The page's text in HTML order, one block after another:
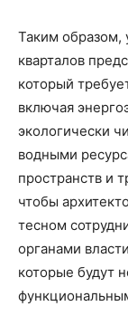
Таким образом,
кварталов
который
включая
экологически
водными
пространств и
чтобы
тесном
органами
которые будут